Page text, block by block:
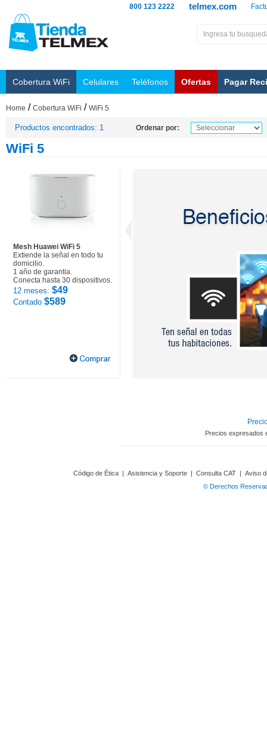
telmex.com
800 123 2222
Cobertura WiFi Celulares Teléfonos Ofertas Pagar
Home / Cobertura WiFi / WiFi 5
Productos encontrados: 1 Ordenar por:
WiFi 5
Mesh Huawei WiFi 5
Extiende la señal en todo tu
domicilio.
1 año de garantia.
Conecta hasta 30 dispositivos.
12 meses: $49
Contado $589
Precios expresados
Código de Ética | Asistencia y Soporte | Consulta CAT | Aviso
© Derechos